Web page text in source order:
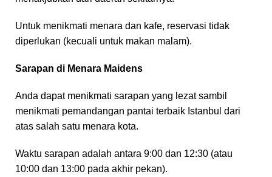
Untuk menikmati menara dan kafe, reservasi tidak
diperlukan (kecuali untuk makan malam).
Sarapan di Menara Maidens
Anda dapat menikmati sarapan yang lezat sambil
menikmati pemandangan pantai terbaik Istanbul dari
atas salah satu menara kota.
Waktu sarapan adalah antara 9:00 dan 12:30 (atau
10:00 dan 13:00 pada akhir pekan).